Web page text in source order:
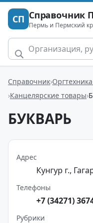
СП Справочник
Пермь и Пермский
Справочник
Канцелярские товары
БУКВАРЬ
Адрес
Кунгур г.,
Телефоны
+7 (34271)
Рубрики